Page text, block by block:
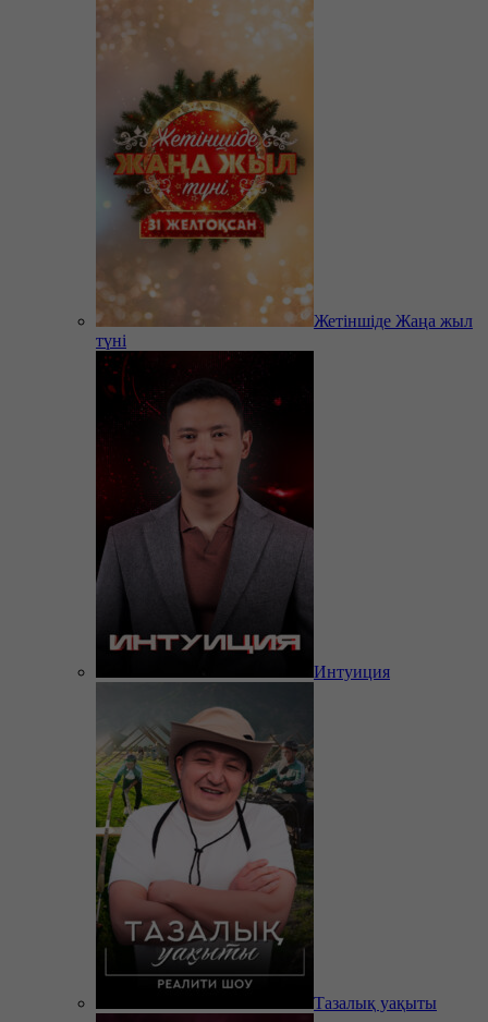
Жетіншіде Жаңа жыл
түні
Интуиция
Тазалық уақыты